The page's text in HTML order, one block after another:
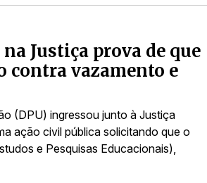
Justiça prova de que
contra vazamento e
(DPU) ingressou junto à Justiça
ação civil pública solicitando que o
e Pesquisas Educacionais),